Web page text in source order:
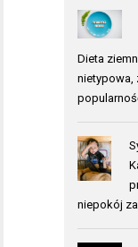
Dieta
nietypowa,
niepokój